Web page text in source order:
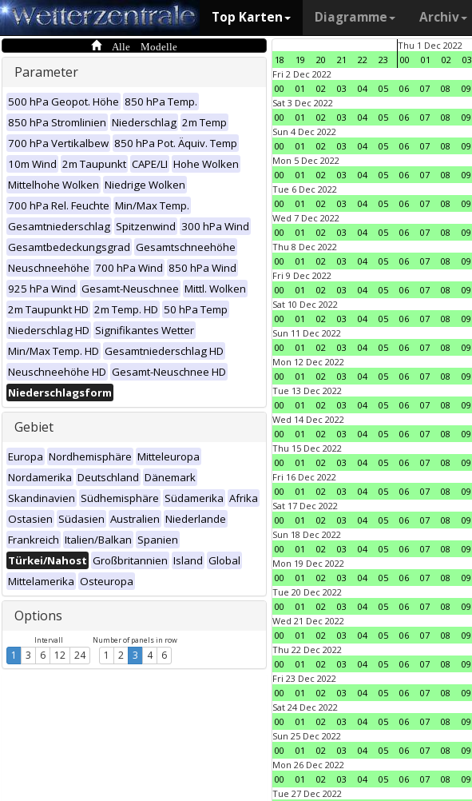
Top Karten Diagramme Archiv
Alle Modelle
Parameter
500 hPa Geopot. Höhe 850 hPa Temp.
850 hPa Stromlinien Niederschlag 2m Temp
700 hPa Vertikalbew 850 hPa Pot. Äquiv. Temp
10m Wind 2m Taupunkt CAPE/LI Hohe Wolken
Mittelhohe Wolken Niedrige Wolken
700 hPa Rel. Feuchte Min/Max Temp.
Gesamtniederschlag Spitzenwind 300 hPa Wind
Gesamtbedeckungsgrad Gesamtschneehöhe
Neuschneehöhe 700 hPa Wind 850 hPa Wind
925 hPa Wind Gesamt-Neuschnee Mittl. Wolken
2m Taupunkt HD 2m Temp. HD 50 hPa Temp
Niederschlag HD Signifikantes Wetter
Min/Max Temp. HD Gesamtniederschlag HD
Neuschneehöhe HD Gesamt-Neuschnee HD
Niederschlagsform
Gebiet
Europa Nordhemisphäre Mitteleuropa
Nordamerika Deutschland Dänemark
Skandinavien Südhemisphäre Südamerika Afrika
Ostasien Südasien Australien Niederlande
Frankreich Italien/Balkan Spanien
Türkei/Nahost Großbritannien Island Global
Mittelamerika Osteuropa
Options
Intervall
1 3 6 12 24
Number of panels in row
1 2 3 4 6
18 19 20 21 22 23
Thu 1 Dec 2022
00
01 02 03
Fri 2 Dec 2022
00
01 02 03 04 05 06 07 08 09
Sat 3 Dec 2022
00
01 02 03 04 05 06 07 08 09
Sun 4 Dec 2022
00
01 02 03 04 05 06 07 08 09
Mon 5 Dec 2022
00
01 02 03 04 05 06 07 08 09
Tue 6 Dec 2022
00
01 02 03 04 05 06 07 08 09
Wed 7 Dec 2022
00
01 02 03 04 05 06 07 08 09
Thu 8 Dec 2022
00
01 02 03 04 05 06 07 08 09
Fri 9 Dec 2022
00
01 02 03 04 05 06 07 08 09
Sat 10 Dec 2022
00
01 02 03 04 05 06 07 08 09
Sun 11 Dec 2022
00
01 02 03 04 05 06 07 08 09
Mon 12 Dec 2022
00
01 02 03 04 05 06 07 08 09
Tue 13 Dec 2022
00
01 02 03 04 05 06 07 08 09
Wed 14 Dec 2022
00
01 02 03 04 05 06 07 08 09
Thu 15 Dec 2022
00
01 02 03 04 05 06 07 08 09
Fri 16 Dec 2022
00
01 02 03 04 05 06 07 08 09
Sat 17 Dec 2022
00
01 02 03 04 05 06 07 08 09
Sun 18 Dec 2022
00
01 02 03 04 05 06 07 08 09
Mon 19 Dec 2022
00
01 02 03 04 05 06 07 08 09
Tue 20 Dec 2022
00
01 02 03 04 05 06 07 08 09
Wed 21 Dec 2022
00
01 02 03 04 05 06 07 08 09
Thu 22 Dec 2022
00
01 02 03 04 05 06 07 08 09
Fri 23 Dec 2022
00
01 02 03 04 05 06 07 08 09
Sat 24 Dec 2022
00
01 02 03 04 05 06 07 08 09
Sun 25 Dec 2022
00
01 02 03 04 05 06 07 08 09
Mon 26 Dec 2022
00
01 02 03 04 05 06 07 08 09
Tue 27 Dec 2022